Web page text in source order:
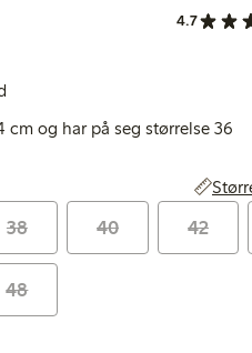
4.7
cm og har på seg størrelse 36
38 40 42
48